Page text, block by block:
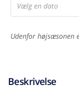
Vælg en dato
Udenfor højsæsonen
Beskrivelse